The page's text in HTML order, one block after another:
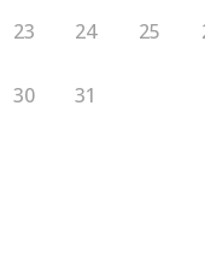
23 24 25
30
31